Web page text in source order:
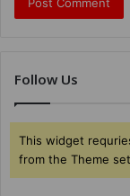
Follow Us
This widget
from the Theme